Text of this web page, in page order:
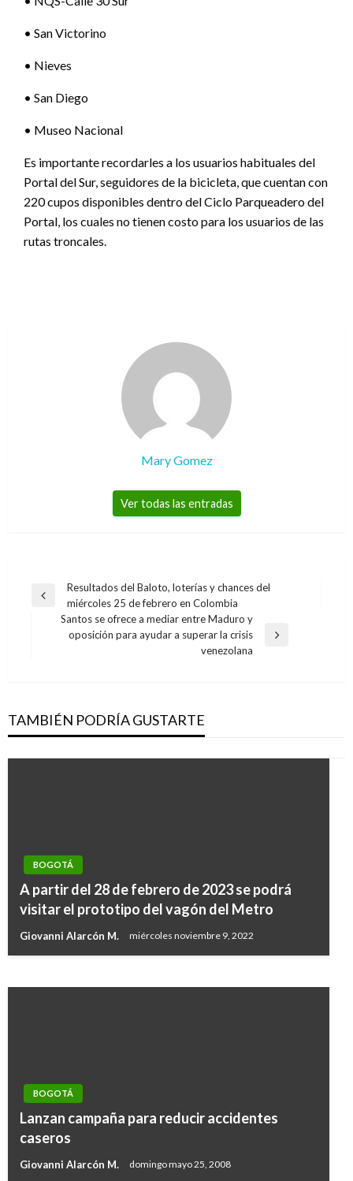
• San Victorino
• Nieves
• San Diego
• Museo Nacional
Es importante recordarles a los usuarios habituales del
Portal del Sur, seguidores de la bicicleta, que cuentan con
220 cupos disponibles dentro del Ciclo Parqueadero del
Portal, los cuales no tienen costo para los usuarios de las
rutas troncales.
Mary Gomez
Ver todas las entradas
Navegación
entradas
Entrada
anterior
Resultados del Baloto, loterías y chances del
miércoles 25 de febrero en Colombia
Entrada
Santos se ofrece a mediar entre Maduro y
oposición para ayudar a superar la crisis
venezolana
TAMBIÉN PODRÍA GUSTARTE
BOGOTÁ
A partir del 28 de febrero de 2023 se podrá
visitar el prototipo del vagón del Metro
Giovanni Alarcón M. miércoles noviembre 9, 2022
Olla podrida en obras de valorización en
BOGOTÁ
Lanzan campaña para reducir accidentes
caseros
Giovanni Alarcón M. domingo mayo 25, 2008